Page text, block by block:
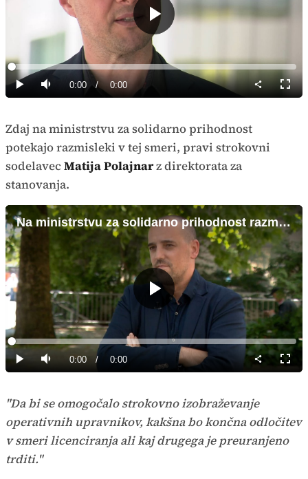
Predvajaj
PredvajajTiho Current
0:00 / Duration
0:00
Loaded:
0%
način
Zdaj na ministrstvu za solidarno prihodnost
potekajo razmisleki v tej smeri, pravi strokovni
sodelavecMatija Polajnarz direktorata za
stanovanja.
Na ministrstvu za solidarno prihodnost razmišljajo o licenciranju
Predvajaj
PredvajajTiho Current
0:00 / Duration
0:00
Loaded:
0%
način
"Da bi se omogočalo strokovno izobraževanje
operativnih upravnikov, kakšna bo končna odločitev
v smeri licenciranja ali kaj drugega je preuranjeno
trditi."